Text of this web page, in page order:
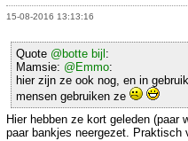
15-08-2016 13:13:16
Quote @botte bijl :
Mamsie: @Emmo:
hier zijn ze ook nog, en in
mensen gebruiken ze
Hier hebben ze kort geleden (paar
paar bankjes neergezet. Praktisch